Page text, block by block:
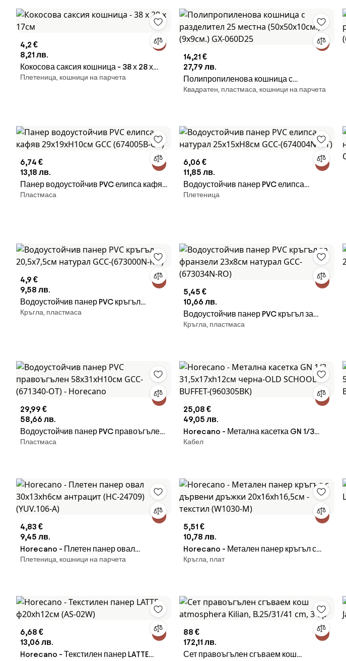
4,2 €
8,21 лв.
Кокосова саксия кошница - 38 х 28 х
17см
Плетеница, кошници на парчета
14,21 €
27,79 лв.
Полипропиленова кошница с
разделител 25 местна (50x50x10cм.)
Квадратен, пластмаса, кошници на парчета
6,74 €
13,18 лв.
Панер водоустойчив PVC елипса кафяв
29x19xH10см GCC (674005B-OT)
Пластмаса
6,06 €
11,85 лв.
Водоустойчив панер PVC елипса
натурал 25x15xH8см GCC-(674004N-
Плетеница
4,9 €
9,58 лв.
Водоустойчив панер PVC кръгъл
20,5x7,5см натурал GCC-(673000N-
Кръгла, пластмаса
5,45 €
10,66 лв.
Водоустойчив панер PVC кръгъл за
франзели 23x8см натурал GCC-
Кръгла, пластмаса
29,99 €
58,66 лв.
Водоустойчив панер PVC правоъгълен
58x31xН10см GCC-(671340-OT) -
Пластмаса
25,08 €
49,05 лв.
Horecano - Метална касетка GN 1/3
31,5x17xh12см черна-OLD SCHOOL
Кабел
4,83 €
9,45 лв.
Horecano - Плетен панер овал
30x13xh6см антрацит (HC-24709)
Плетеница, кошници на парчета
5,51 €
10,78 лв.
Horecano - Метален панер кръгъл с
дървени дръжки 20x16xh16,5см -
Кръгла, плат
6,68 €
13,06 лв.
Horecano - Текстилен панер LATTE
88 €
172,11 лв.
Сет правоъгълен сгъваем кош